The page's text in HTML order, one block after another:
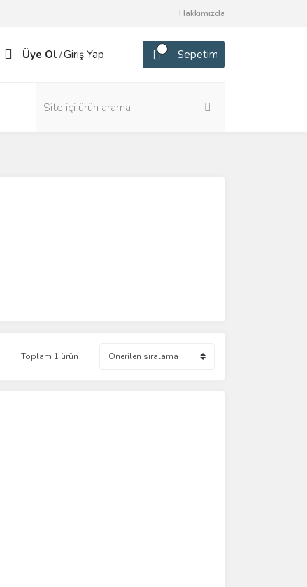
Hakkımızda
Üye Ol /Giriş Yap Sepetim
Toplam 1 ürün